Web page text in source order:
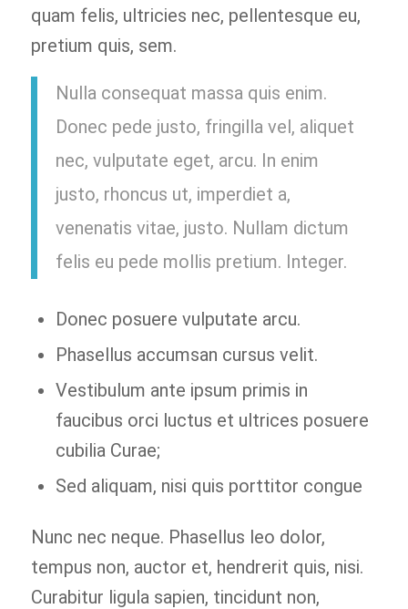
quam felis, ultricies nec, pellentesque eu,
pretium quis, sem.
Nulla consequat massa quis enim.
Donec pede justo, fringilla vel, aliquet
nec, vulputate eget, arcu. In enim
justo, rhoncus ut, imperdiet a,
venenatis vitae, justo. Nullam dictum
felis eu pede mollis pretium. Integer.
Donec posuere vulputate arcu.
Phasellus accumsan cursus velit.
Vestibulum ante ipsum primis in
faucibus orci luctus et ultrices posuere
cubilia Curae;
Sed aliquam, nisi quis porttitor congue
Nunc nec neque. Phasellus leo dolor,
tempus non, auctor et, hendrerit quis, nisi.
Curabitur ligula sapien, tincidunt non,